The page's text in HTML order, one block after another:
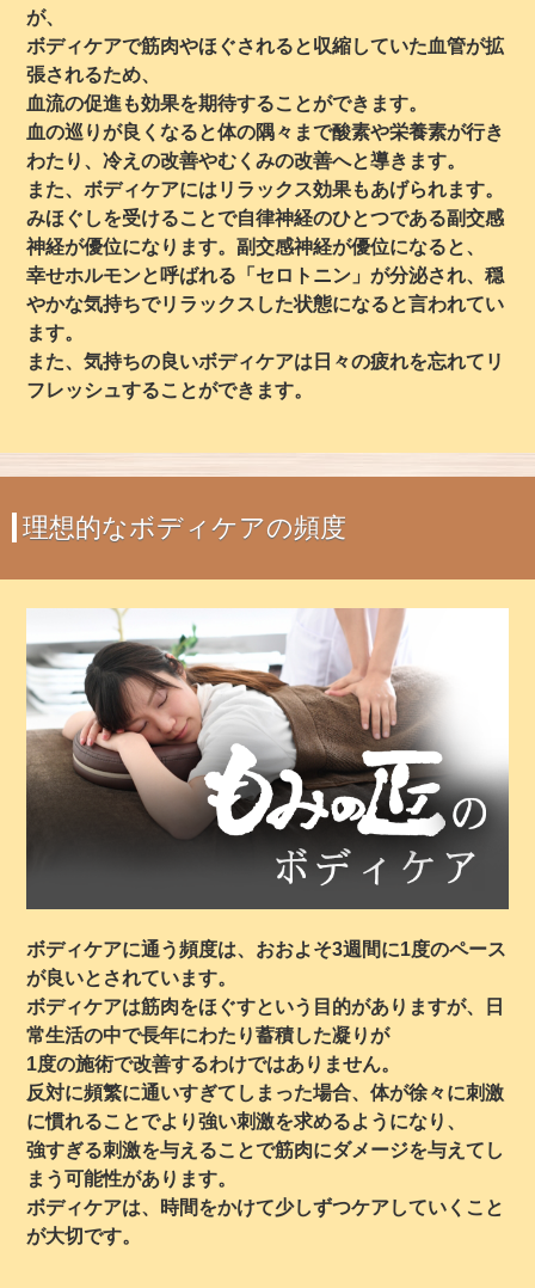
が、
ボディケアで筋肉やほぐされると収縮していた血管が拡
張されるため、
血流の促進も効果を期待することができます。
血の巡りが良くなると体の隅々まで酸素や栄養素が行き
わたり、冷えの改善やむくみの改善へと導きます。
また、ボディケアにはリラックス効果もあげられます。
みほぐしを受けることで自律神経のひとつである副交感
神経が優位になります。副交感神経が優位になると、
幸せホルモンと呼ばれる「セロトニン」が分泌され、穏
やかな気持ちでリラックスした状態になると言われてい
ます。
また、気持ちの良いボディケアは日々の疲れを忘れてリ
フレッシュすることができます。
理想的なボディケアの頻度
ボディケアに通う頻度は、おおよそ3週間に1度のペース
が良いとされています。
ボディケアは筋肉をほぐすという目的がありますが、日
常生活の中で長年にわたり蓄積した凝りが
1度の施術で改善するわけではありません。
反対に頻繁に通いすぎてしまった場合、体が徐々に刺激
に慣れることでより強い刺激を求めるようになり、
強すぎる刺激を与えることで筋肉にダメージを与えてし
まう可能性があります。
ボディケアは、時間をかけて少しずつケアしていくこと
が大切です。